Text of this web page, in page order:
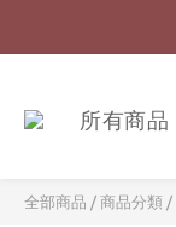
所有商品
全部商品 / 商品分類 /